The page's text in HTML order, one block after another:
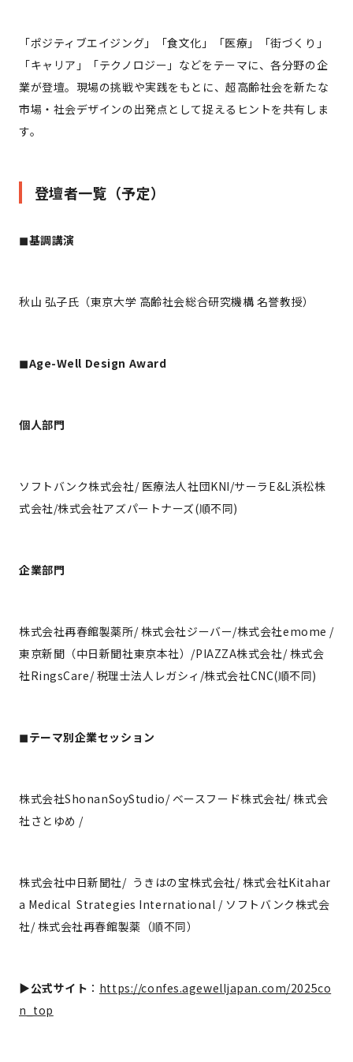
「ポジティブエイジング」「食文化」「医療」「街づくり」
「キャリア」「テクノロジー」などをテーマに、各分野の企
業が登壇。現場の挑戦や実践をもとに、超高齢社会を新たな
市場・社会デザインの出発点として捉えるヒントを共有しま
す。
登壇者一覧（予定）
◼︎基調講演
秋山 弘子氏（東京大学 高齢社会総合研究機構 名誉教授）
◼︎Age-Well Design Award
個人部門
ソフトバンク株式会社/ 医療法人社団KNI/サーラE&L浜松株
式会社/株式会社アズパートナーズ(順不同)
企業部門
株式会社再春館製薬所/ 株式会社ジーバー/株式会社emome /
東京新聞（中日新聞社東京本社）/PIAZZA株式会社/ 株式会
社RingsCare/ 税理士法人レガシィ/株式会社CNC(順不同)
◼︎テーマ別企業セッション
株式会社ShonanSoyStudio/ ベースフード株式会社/ 株式会
社さとゆめ /
株式会社中日新聞社/ うきはの宝株式会社/ 株式会社Kitahar
a Medical Strategies International / ソフトバンク株式会
社/ 株式会社再春館製薬（順不同）
▶︎公式サイト ： https://confes.agewelljapan.com/2025co
n_top